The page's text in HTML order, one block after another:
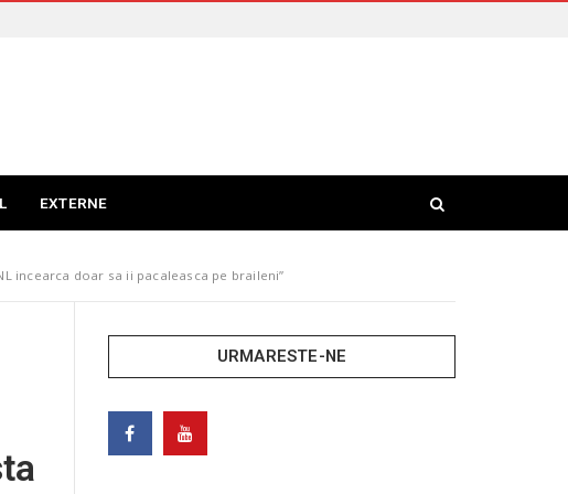
EXTERNE
incearca doar sa ii pacaleasca pe braileni”
URMARESTE-NE